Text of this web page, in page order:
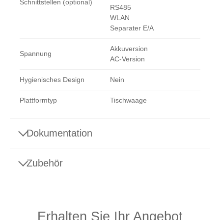
Schnittstellen (optional)
RS485
WLAN
Separater E/A
Spannung
Akkuversion
AC-Version
Hygienisches Design Nein
Plattformtyp Tischwaage
Dokumentation
Manuals
Zubehör
Erhalten Sie Ihr Angebot